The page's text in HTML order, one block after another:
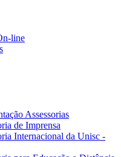
line
Assessorias
de Imprensa
Internacional da Unisc -